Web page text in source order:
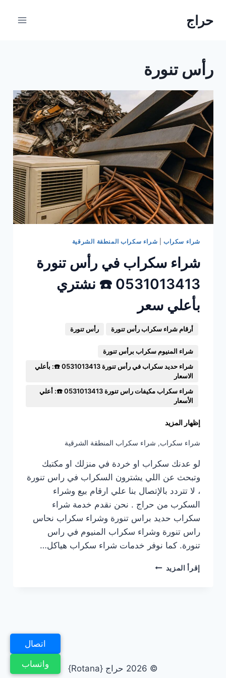
حراج
رأس تنورة
شراء سكراب| شراء سكراب المنطقة الشرقية
شراء سكراب في رأس تنورة
0531013413 ☎️ نشتري
بأعلي سعر
أرقام شراء سكراب رأس تنورة رأس تنورة
شراء المنيوم سكراب برأس تنورة
شراء حديد سكراب في رأس تنورة 0531013413 ☎️: بأعلي
الاسعار
شراء سكراب مكيفات راس تنورة 0531013413 ☎️: أعلي
الأسعار
إظهار المزيد
شراء سكراب, شراء سكراب المنطقة الشرقية
لو عدنك سكراب او خردة في منزلك او مكتبك
وتبحث عن اللي يشترون السكراب في راس تنورة
، لا تتردد بالإتصال بنا علي ارقام بيع وشراء
السكرب من حراج . نحن نقدم خدمة شراء
سكراب حديد براس تنورة وشراء سكراب نحاس
راس تنورة وشراء سكراب المنيوم في راس
تنورة. كما نوفر خدمات شراء سكراب هياكل…
إقرأ المزيد شراء
شراء
© 2026 حراج {Rotana}
اتصال
واتساب